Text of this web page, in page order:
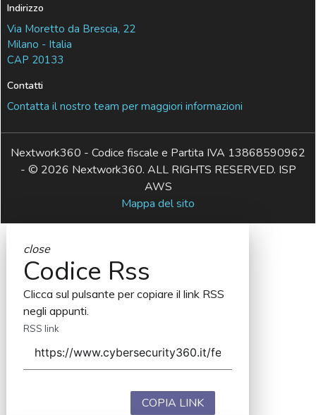
Indirizzo
Via Moretto da Brescia, 22
Milano - Italia
CAP 20133
Contatti
Contatta il nostro team per maggiori informazioni
Nextwork360 - Codice fiscale e Partita IVA 13868590962
- © 2026 Nextwork360. ALL RIGHTS RESERVED. ISP
AWS
Mappa del sito
close
Codice Rss
Clicca sul pulsante per copiare il link RSS
negli appunti.
RSS link
COPIA LINK